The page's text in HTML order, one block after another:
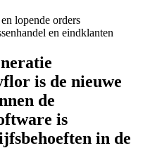
lopende orders
en eindklanten
is de nieuwe
de
is
in de